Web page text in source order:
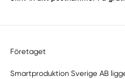
Företaget
Smartproduktion Sverige AB